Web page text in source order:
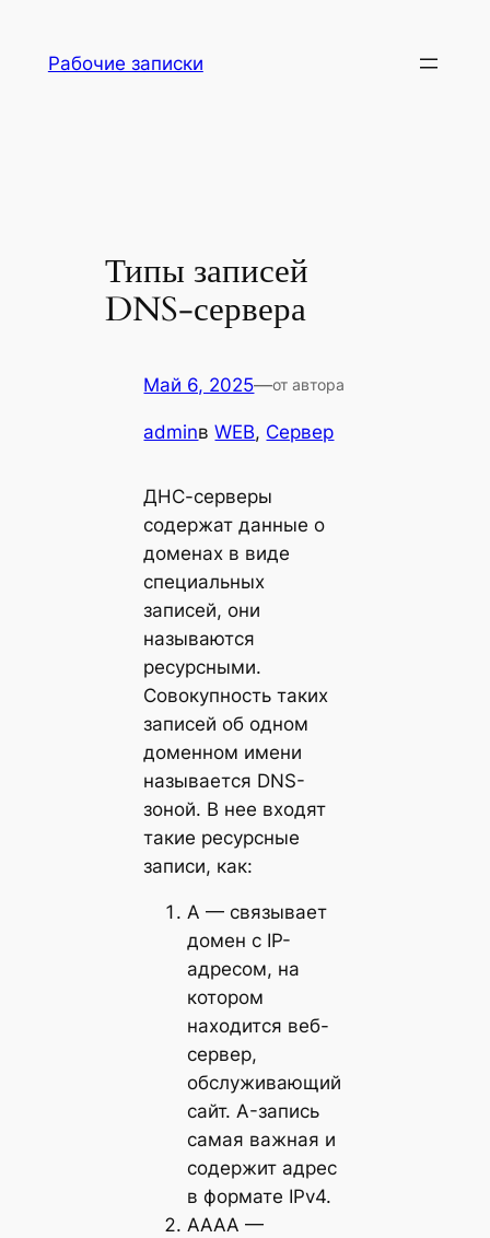
содержимому
Рабочие записки
Типы записей
DNS-сервера
Май 6, 2025—от автора
adminвWEB, Сервер
ДНС-серверы
содержат данные о
доменах в виде
специальных
записей, они
называются
ресурсными.
Совокупность таких
записей об одном
доменном имени
называется DNS-
зоной. В нее входят
такие ресурсные
записи, как:
A — связывает
домен с IP-
адресом, на
котором
находится веб-
сервер,
обслуживающий
сайт. A-запись
самая важная и
содержит адрес
в формате IPv4.
AAAA —